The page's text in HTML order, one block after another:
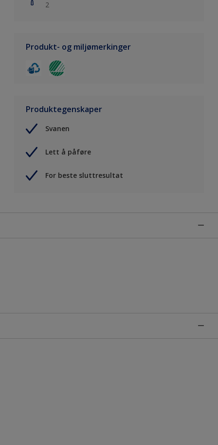
2
Produkt- og miljømerkinger
Produktegenskaper
Svanen
Lett å påføre
For beste sluttresultat